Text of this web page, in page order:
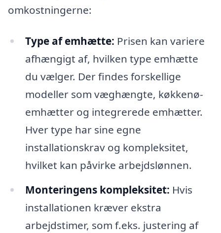
omkostningerne:
Type af emhætte: Prisen kan variere
afhængigt af, hvilken type emhætte
du vælger. Der findes forskellige
modeller som væghængte, køkkenø-
emhætter og integrerede emhætter.
Hver type har sine egne
installationskrav og kompleksitet,
hvilket kan påvirke arbejdslønnen.
Monteringens kompleksitet: Hvis
installationen kræver ekstra
arbejdstimer, som f.eks. justering af